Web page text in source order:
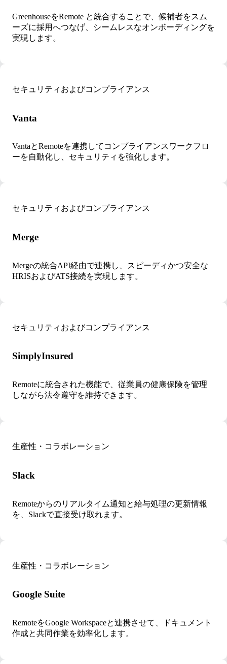
GreenhouseをRemote と統合することで、候補者をスム
ーズに採用へつなげ、シームレスなオンボーディングを
実現します。
セキュリティおよびコンプライアンス
Vanta
VantaとRemoteを連携してコンプライアンスワークフロ
ーを自動化し、セキュリティを強化します。
セキュリティおよびコンプライアンス
Merge
Mergeの統合API経由で連携し、スピーディかつ安全な
HRISおよびATS接続を実現します。
セキュリティおよびコンプライアンス
SimplyInsured
Remoteに統合された機能で、従業員の健康保険を管理
しながら法令遵守を維持できます。
生産性・コラボレーション
Slack
Remoteからのリアルタイム通知と給与処理の更新情報
を、Slackで直接受け取れます。
生産性・コラボレーション
Google Suite
RemoteをGoogle Workspaceと連携させて、ドキュメント
作成と共同作業を効率化します。